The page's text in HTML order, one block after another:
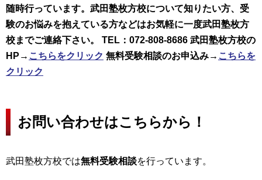
随時行っています。武田塾枚方校について知りたい方、受
験のお悩みを抱えている方などはお気軽に一度武田塾枚方
校までご連絡下さい。
TEL：072-808-8686 武田塾枚方校の
HP→ こちらをクリック 無料受験相談のお申込み→ こちらを
クリック
お問い合わせはこちらから！
武田塾枚方校では無料受験相談を行っています。